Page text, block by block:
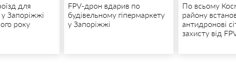
для
Запоріжжі
року
FPV-дрон вдарив по
будівельному гіпермаркету
у Запоріжжі
По всьому
району
антидронові
захисту від